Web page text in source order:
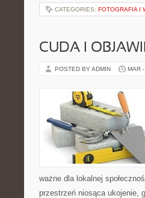
CATEGORIES: FOTOGRAFIA I
CUDA I
POSTED BY ADMIN MAR
ważne dla lokalnej
przestrzeń niosąca ukojenie,